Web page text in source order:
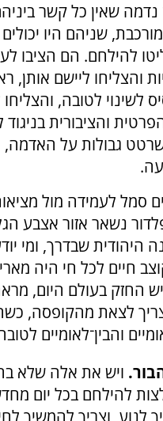
שאין כל קשר
שניהם היו יכולים
להילחם. הם הציבו
והצליחו ליישם אותן,
לשינוי לטובה,
והציבורית בניגוד
שרטט גבולות על
סמל לעמידה מול
נשאר אזור אצבע
היהודית שבדרך, ומי
חיים לכל חי היה
החזק בעולם היום,
לצאת מהקופסה,
והבין־לאומיים
ויש את אלה שלא
להילחם בכל יום